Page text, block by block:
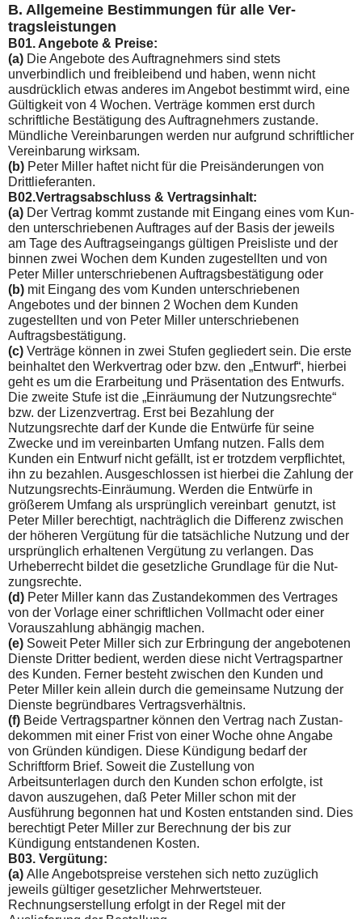
B. Allgemeine Bestimmungen für alle Ver­
tragsleistungen
B01. Angebote & Preise:
(a) Die Angebote des Auftragnehmers sind stets
unverbindlich und freibleibend und haben, wenn nicht
ausdrücklich etwas an­deres im Angebot bestimmt wird, eine
Gültigkeit von 4 Wochen. Verträge kommen erst durch
schriftliche Bestätigung des Auf­tragnehmers zustande.
Mündliche Vereinbarungen werden nur aufgrund schriftlicher
Vereinbarung wirksam.
(b) Peter Miller haftet nicht für die Preisänderungen von
Dritt­lieferanten.
B02.Vertragsabschluss & Vertragsinhalt:
(a) Der Vertrag kommt zustande mit Eingang eines vom Kun­
den unterschriebenen Auftrages auf der Basis der jeweils
am Tage des Auftragseingangs gültigen Preisliste und der
binnen zwei Wochen dem Kunden zugestellten und von
Peter Miller un­terschriebenen Auftragsbestätigung oder
(b) mit Eingang des vom Kunden unterschriebenen
Angebotes und der binnen 2 Wochen dem Kunden
zugestellten und von Peter Miller unterschriebenen
Auftragsbestätigung.
(c) Verträge können in zwei Stufen gegliedert sein. Die erste
beinhaltet den Werkvertrag oder bzw. den „Entwurf“, hierbei
geht es um die Erarbeitung und Präsentation des Entwurfs.
Die zweite Stufe ist die „Einräumung der Nutzungsrechte“
bzw. der Lizenzvertrag. Erst bei Bezahlung der
Nutzungsrechte darf der Kunde die Entwürfe für seine
Zwecke und im vereinbarten Umfang nutzen. Falls dem
Kunden ein Entwurf nicht gefällt, ist er trotzdem verpflichtet,
ihn zu bezahlen. Ausgeschlossen ist hierbei die Zahlung der
Nutzungsrechts-Einräumung. Werden die Entwürfe in
größerem Umfang als ursprünglich vereinbart genutzt, ist
Peter Miller berechtigt, nachträglich die Differenz zwischen
der höheren Vergütung für die tatsächliche Nutzung und der
ursprünglich erhaltenen Vergütung zu verlangen. Das
Urheberrecht bildet die gesetzliche Grundlage für die Nut­
zungsrechte.
(d) Peter Miller kann das Zustandekommen des Vertrages
von der Vorlage einer schriftlichen Vollmacht oder einer
Voraus­zahlung abhängig machen.
(e) Soweit Peter Miller sich zur Erbringung der angebotenen
Dienste Dritter bedient, werden diese nicht Vertragspartner
des Kunden. Ferner besteht zwischen den Kunden und
Peter Miller kein allein durch die gemeinsame Nutzung der
Dienste begründbares Vertragsverhältnis.
(f) Beide Vertragspartner können den Vertrag nach Zustan­
dekommen mit einer Frist von einer Woche ohne Angabe
von Gründen kündigen. Diese Kündigung bedarf der
Schriftform Brief. Soweit die Zustellung von
Arbeitsunterlagen durch den Kunden schon erfolgte, ist
davon auszugehen, daß Peter Miller schon mit der
Ausführung begonnen hat und Kosten entstan­den sind. Dies
berechtigt Peter Miller zur Berechnung der bis zur
Kündigung entstandenen Kosten.
B03. Vergütung:
(a) Alle Angebotspreise verstehen sich netto zuzüglich
jeweils gültiger gesetzlicher Mehrwertsteuer.
Rechnungserstellung erfolgt in der Regel mit der